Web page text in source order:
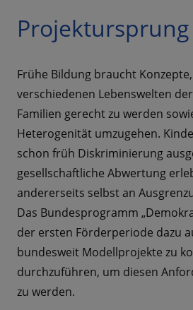
Projektursprung
Frühe Bildung braucht
verschiedenen Lebenswelten
Familien gerecht zu werden
Heterogenität umzugehen.
schon früh Diskriminierung
gesellschaftliche Abwertung
andererseits selbst an
Das Bundesprogramm
der ersten Förderperiode dazu
bundesweit Modellprojekte zu
durchzuführen, um diesen
zu werden.